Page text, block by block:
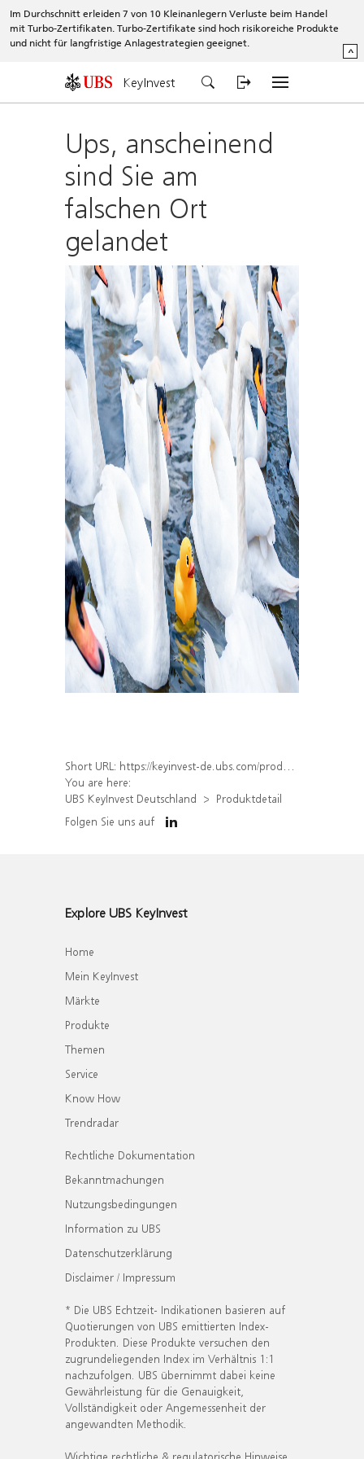
Im Durchschnitt erleiden 7 von 10 Kleinanlegern Verluste beim Handel
mit Turbo-Zertifikaten. Turbo-Zertifikate sind hoch risikoreiche Produkte
und nicht für langfristige Anlagestrategien geeignet.
^
KeyInvest
Ups, anscheinend
sind Sie am
falschen Ort
gelandet
Short URL: https://keyinvest-de.ubs.com/produkt/detail/index/isin/DE000WA8UDH1
You are here:
UBS KeyInvest Deutschland
Produktdetail
Folgen Sie uns auf
Explore UBS KeyInvest
Home
Mein KeyInvest
Märkte
Produkte
Themen
Service
Know How
Trendradar
Rechtliche Dokumentation
Bekanntmachungen
Nutzungsbedingungen
Information zu UBS
Datenschutzerklärung
Disclaimer / Impressum
* Die UBS Echtzeit- Indikationen basieren auf
Quotierungen von UBS emittierten Index-
Produkten. Diese Produkte versuchen den
zugrundeliegenden Index im Verhältnis 1:1
nachzufolgen. UBS übernimmt dabei keine
Gewährleistung für die Genauigkeit,
Vollständigkeit oder Angemessenheit der
angewandten Methodik.